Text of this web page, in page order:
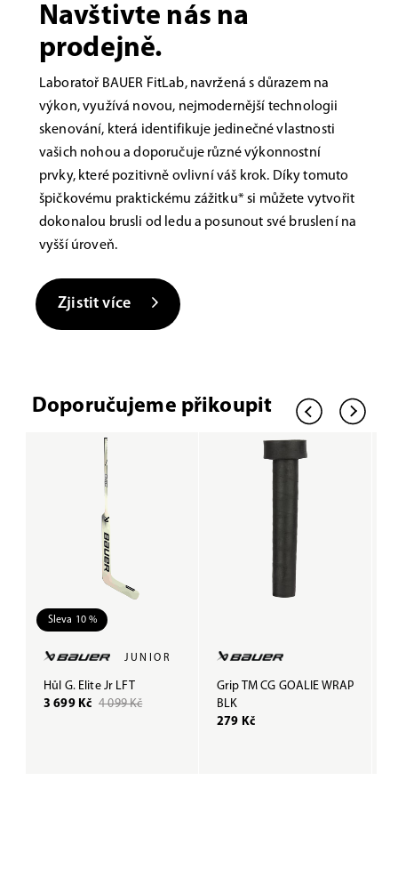
Navštivte nás na
prodejně.
Laboratoř BAUER FitLab, navržená s důrazem na
výkon, využívá novou, nejmodernější technologii
skenování, která identifikuje jedinečné vlastnosti
vašich nohou a doporučuje různé výkonnostní
prvky, které pozitivně ovlivní váš krok. Díky tomuto
špičkovému praktickému zážitku* si můžete vytvořit
dokonalou brusli od ledu a posunout své bruslení na
vyšší úroveň.
Zjistit více
Doporučujeme přikoupit
Sleva 10 %
JUNIOR
Hůl G. Elite Jr LFT
3 699 Kč 4 099 Kč
Grip TM CG GOALIE WRAP
BLK
279 Kč